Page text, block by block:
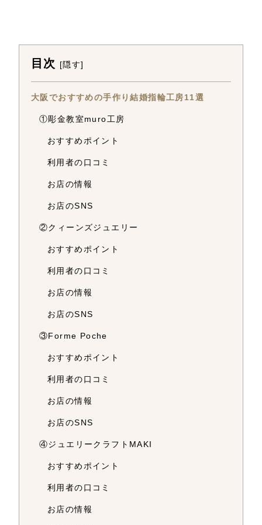
目次 [隠す]
大阪でおすすめの手作り結婚指輪工房11選
①彫金教室muro工房
おすすめポイント
利用者の口コミ
お店の情報
お店のSNS
②クィーンズジュエリー
おすすめポイント
利用者の口コミ
お店の情報
お店のSNS
③Forme Poche
おすすめポイント
利用者の口コミ
お店の情報
お店のSNS
④ジュエリークラフトMAKI
おすすめポイント
利用者の口コミ
お店の情報